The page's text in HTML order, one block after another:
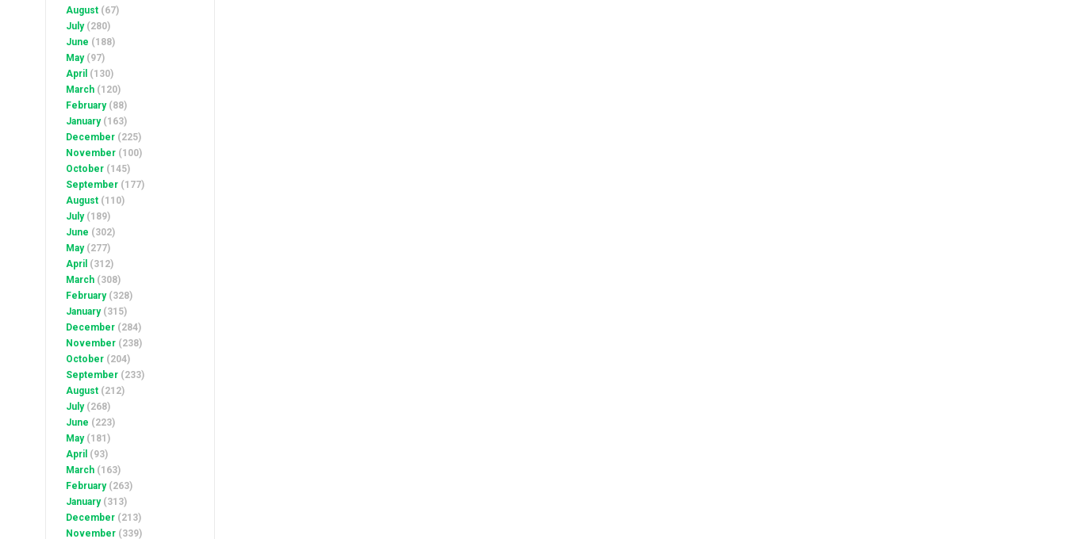
August (67)
July(280)
June (188)
May(97)
April (130)
March (120)
February(88)
January(163)
December (225)
November (100)
October (145)
September (177)
August (110)
July(189)
June (302)
May(277)
April (312)
March (308)
February(328)
January(315)
December (284)
November (238)
October (204)
September (233)
August (212)
July(268)
June (223)
May(181)
April (93)
March (163)
February(263)
January(313)
December (213)
November (339)